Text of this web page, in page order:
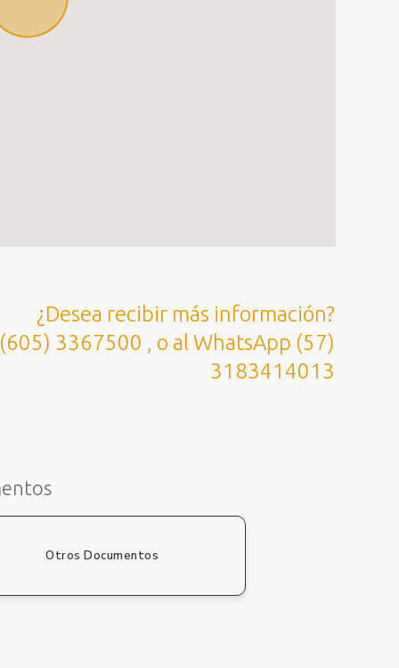
¿Desea recibir más información?
3367500 , o al WhatsApp (57)
3183414013
Otros Documentos